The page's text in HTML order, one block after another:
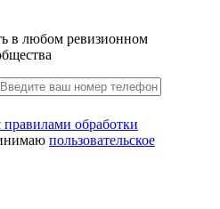
в любом ревизионном
правилами обработки
пользовательское